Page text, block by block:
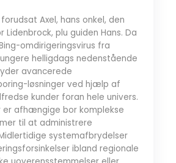
Axel, hans onkel, den
Lidenbrock, plu guiden Hans. Da
omdirigeringsvirus fra
helligdags nedenstående
avancerede
løsninger ved hjælp af
kunder foran hele univers.
er afhængige bor komplekse
til at administrere
systemafbrydelser
ibland regionale